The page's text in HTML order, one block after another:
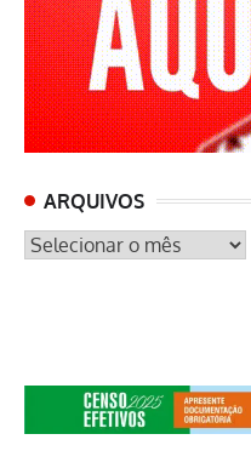
ARQUIVOS
ARQUIVOS